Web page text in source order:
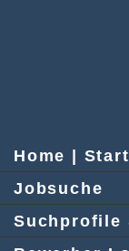
Home |
Jobsuche
Suchprofile